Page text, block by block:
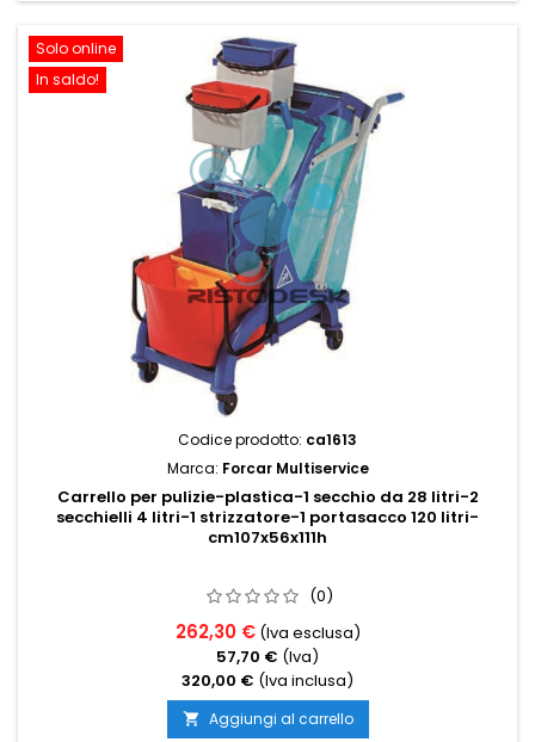
Solo online
In saldo!
Codice prodotto: ca1613
Marca: Forcar Multiservice
Carrello per pulizie-plastica-1 secchio da 28 litri-2
secchielli 4 litri-1 strizzatore-1 portasacco 120 litri-
cm107x56x111h
(0)
262,30 € (Iva esclusa)
57,70 € (Iva)
320,00 € (Iva inclusa)
 Aggiungi al carrello